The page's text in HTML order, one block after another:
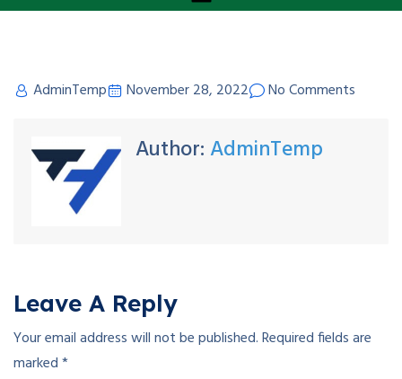
AdminTemp November 28, 2022 No Comments
Author: AdminTemp
Leave A Reply
Your email address will not be published.Required fields are
marked*